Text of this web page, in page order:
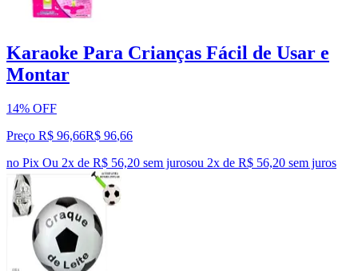
Karaoke Para Crianças Fácil de Usar e
Montar
14% OFF
Preço R$ 96,66R$ 96,66
no Pix Ou 2x de R$ 56,20 sem jurosou 2x de R$ 56,20 sem juros